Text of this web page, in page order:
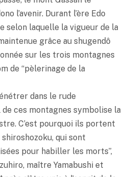
l’avenir. Durant l’ère Edo
selon laquelle la vigueur de la
grâce au shugendô
sur les trois montagnes
de “pèlerinage de la
dans le rude
ces montagnes symbolise la
C’est pourquoi ils portent
qui sont
pour habiller les morts”,
maître Yamabushi et